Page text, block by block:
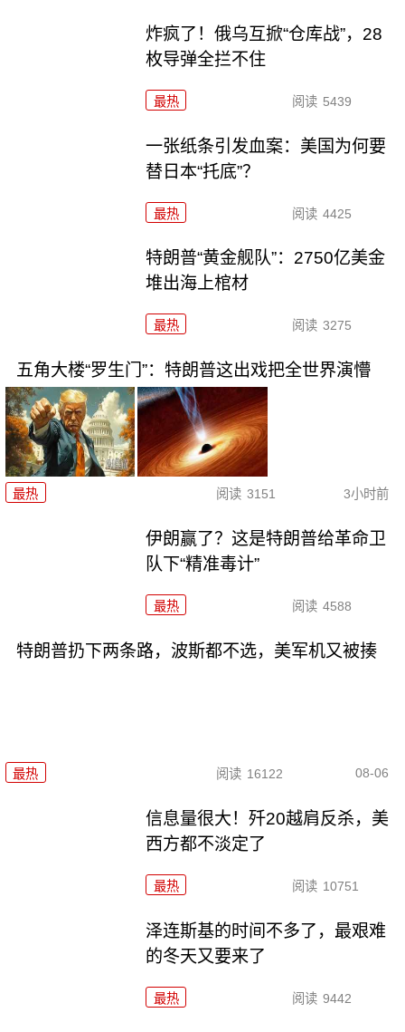
炸疯了！俄乌互掀“仓库战”，28
枚导弹全拦不住
最热 阅读 5439
一张纸条引发血案：美国为何要
替日本“托底”？
最热 阅读 4425
特朗普“黄金舰队”：2750亿美金
堆出海上棺材
最热 阅读 3275
五角大楼“罗生门”：特朗普这出戏把全世界演懵
最热 阅读 3151 3小时前
伊朗赢了？这是特朗普给革命卫
队下“精准毒计”
最热 阅读 4588
特朗普扔下两条路，波斯都不选，美军机又被揍
最热 阅读 16122 08-06
信息量很大！歼20越肩反杀，美
西方都不淡定了
最热 阅读 10751
泽连斯基的时间不多了，最艰难
的冬天又要来了
最热 阅读 9442